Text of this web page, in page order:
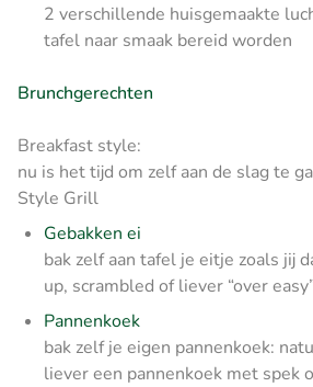
2 verschillende huisgemaakte
tafel naar smaak bereid worden
Brunchgerechten
Breakfast style:
nu is het tijd om zelf aan de slag te
Style Grill
Gebakken ei
bak zelf aan tafel je eitje zoals jij
up, scrambled of liever “over
Pannenkoek
bak zelf je eigen pannenkoek:
liever een pannenkoek met spek